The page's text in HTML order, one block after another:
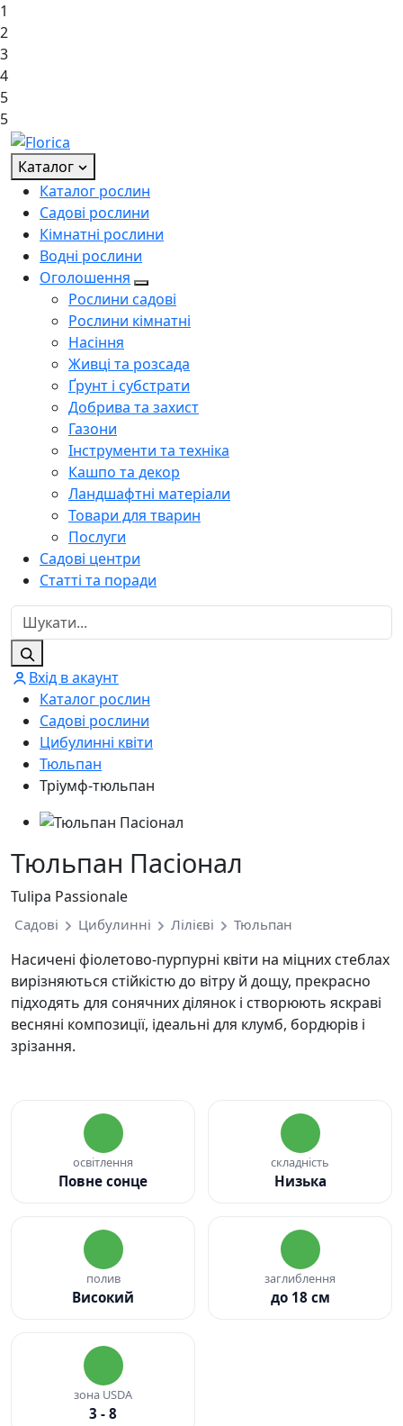
1
2
3
4
5
5
Каталог
Каталог рослин
Садові рослини
Кімнатні рослини
Водні рослини
Оголошення
Рослини садові
Рослини кімнатні
Насіння
Живці та розсада
Ґрунт і субстрати
Добрива та захист
Газони
Інструменти та техніка
Кашпо та декор
Ландшафтні матеріали
Товари для тварин
Послуги
Садові центри
Статті та поради
Вхід в акаунт
Каталог рослин
Садові рослини
Цибулинні квіти
Тюльпан
Тріумф-тюльпан
Тюльпан Пасіонал
Tulipa Passionale
Садові Цибулинні Лілієві Тюльпан
Насичені фіолетово-пурпурні квіти на міцних стеблах
вирізняються стійкістю до вітру й дощу, прекрасно
підходять для сонячних ділянок і створюють яскраві
весняні композиції, ідеальні для клумб, бордюрів і
зрізання.
освітлення
Повне сонце
складність
Низька
полив
Високий
заглиблення
до 18 см
зона USDA
3 - 8